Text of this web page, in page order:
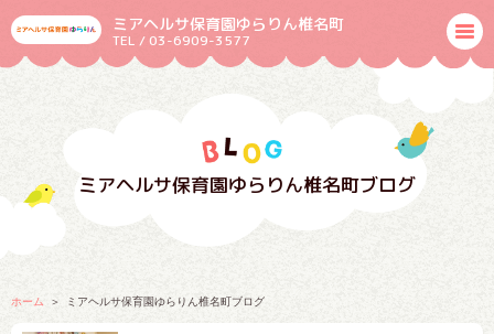
ミアヘルサ保育園ゆらりん椎名町
TEL / 03-6909-3577
ミアヘルサ保育園ゆらりん椎名町ブログ
ホーム ミアヘルサ保育園ゆらりん椎名町ブログ